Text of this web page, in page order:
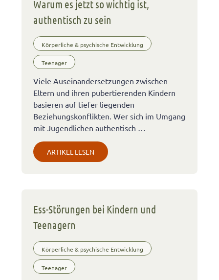
Warum es jetzt so wichtig ist,
authentisch zu sein
Körperliche & psychische Entwicklung
Teenager
Viele Auseinandersetzungen zwischen
Eltern und ihren pubertierenden Kindern
basieren auf tiefer liegenden
Beziehungskonflikten. Wer sich im Umgang
mit Jugendlichen authentisch …
ARTIKEL LESEN
Ess-Störungen bei Kindern und
Teenagern
Körperliche & psychische Entwicklung
Teenager